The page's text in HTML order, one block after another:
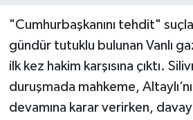
"Cumhurbaşkanını tehdit"
gündür tutuklu bulunan Vanlı
ilk kez hakim karşısına çıktı.
duruşmada mahkeme,
devamına karar verirken,